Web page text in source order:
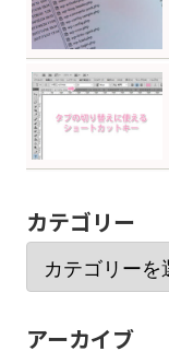
カテゴリー
アーカイブ